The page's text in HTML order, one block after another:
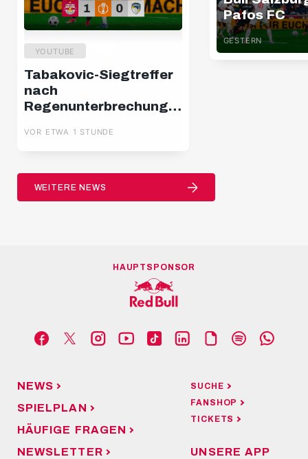
YOUTUBE
Tabakovic-Siegtreffer
nach
Regenunterbrechung:
Highlights | Europa
VOR ETWA 1 STUNDE
Pafos FC
GESTERN
WEITERE NEWS
HAUPTSPONSOR
NEWS
SPIELPLAN
HÄUFIGE FRAGEN
NEWSLETTER
SUCHE
FANSHOP
TICKETS
UNSERE APP